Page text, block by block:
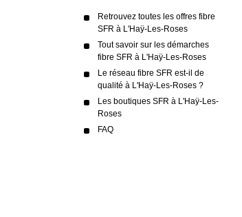
Retrouvez toutes les offres fibre
SFR à L'Haÿ-Les-Roses
Tout savoir sur les démarches
fibre SFR à L'Haÿ-Les-Roses
Le réseau fibre SFR est-il de
qualité à L'Haÿ-Les-Roses ?
Les boutiques SFR à L'Haÿ-Les-
Roses
FAQ